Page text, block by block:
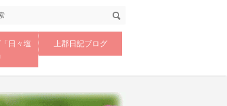
日々塩
上郡日記ブログ